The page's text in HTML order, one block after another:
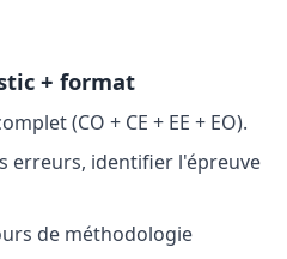
+ format
(CO + CE + EE + EO).
erreurs, identifier l'épreuve
de méthodologie